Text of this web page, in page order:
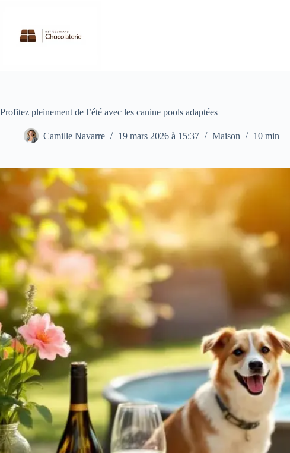
Profitez pleinement de l’été avec les canine pools adaptées
Camille Navarre 19 mars 2026 à 15:37 Maison 10 min